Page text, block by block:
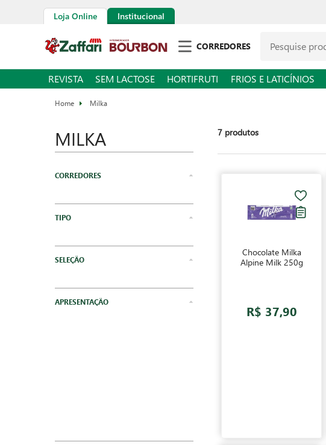
Loja Online Institucional
CORREDORES
REVISTA SEM LACTOSE HORTIFRUTI FRIOS E LATICÍNIOS
Milka
MILKA
APRESENTAÇÃO
7 produtos
Chocolate Milka
Alpine Milk 250g
R$ 37,90